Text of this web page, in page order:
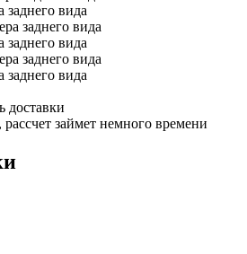
вида
вида
вида
доставки
займет немного времени